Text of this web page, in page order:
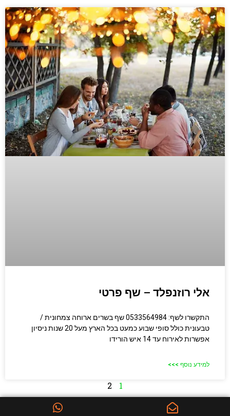
אלי רוזנפלד – שף פרטי
התקשרו לשף: 0533564984 שף בשרים ארוחה צמחונית /
טבעונית כולל סופי שבוע כמעט בכל הארץ מעל 20 שנות ניסיון
אפשרות לאירוח עד 14 איש הורידו
למידע נוסף >>>
1
2